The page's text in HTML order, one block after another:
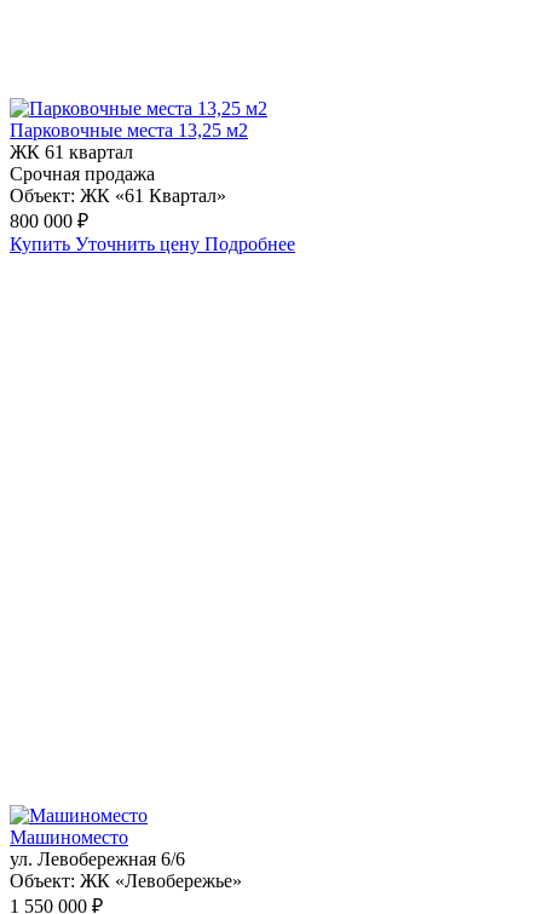
Парковочные места 13,25 м2
ЖК 61 квартал
Срочная продажа
Объект: ЖК «61 Квартал»
800 000 ₽
Купить Уточнить цену Подробнее
Машиноместо
ул. Левобережная 6/6
Объект: ЖК «Левобережье»
1 550 000 ₽